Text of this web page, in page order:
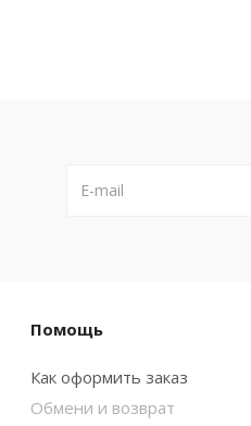
Помощь
Как оформить заказ
Обмени и возврат